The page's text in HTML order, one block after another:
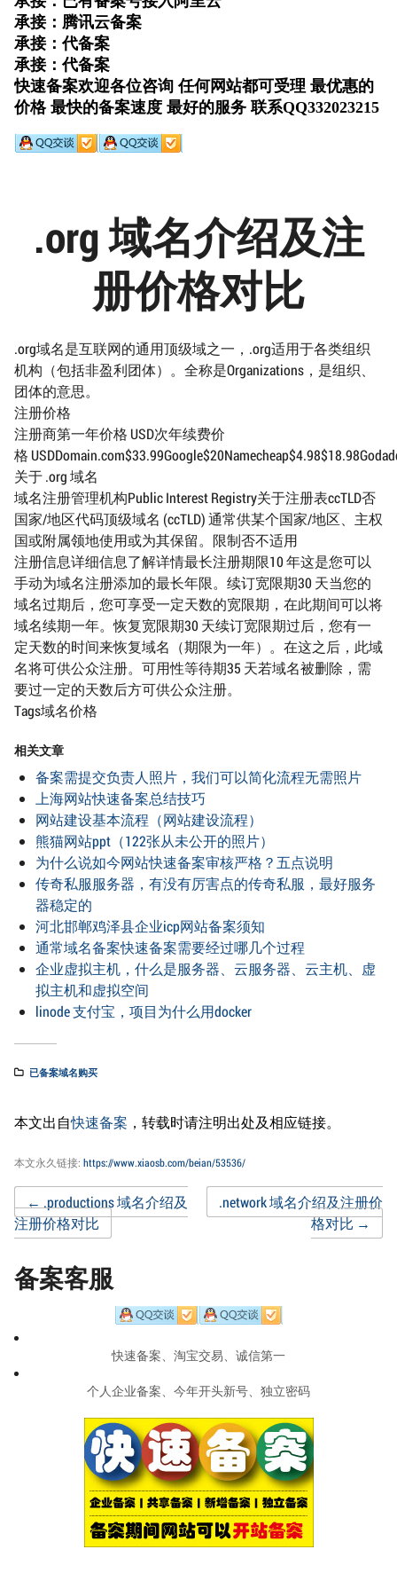
.org 域名介绍及注
册价格对比
.org域名是互联网的通用顶级域之一，.org适用于各类组织
机构（包括非盈利团体）。全称是Organizations，是组织、
团体的意思。
注册价格
注册商第一年价格 USD次年续费价
格
关于 .org 域名
域名注册管理机构Public Interest Registry关于注册表ccTLD否
国家/地区代码顶级域名 (ccTLD) 通常供某个国家/地区、主权
国或附属领地使用或为其保留。限制否不适用
注册信息详细信息了解详情最长注册期限10 年这是您可以
手动为域名注册添加的最长年限。续订宽限期30 天当您的
域名过期后，您可享受一定天数的宽限期，在此期间可以将
域名续期一年。恢复宽限期30 天续订宽限期过后，您有一
定天数的时间来恢复域名（期限为一年）。在这之后，此域
名将可供公众注册。可用性等待期35 天若域名被删除，需
要过一定的天数后方可供公众注册。
Tags域名价格
相关文章
备案需提交负责人照片，我们可以简化流程无需照片
上海网站快速备案总结技巧
网站建设基本流程（网站建设流程）
熊猫网站ppt（122张从未公开的照片）
为什么说如今网站快速备案审核严格？五点说明
传奇私服服务器，有没有厉害点的传奇私服，最好服务
器稳定的
河北邯郸鸡泽县企业icp网站备案须知
通常域名备案快速备案需要经过哪几个过程
企业虚拟主机，什么是服务器、云服务器、云主机、虚
拟主机和虚拟空间
linode 支付宝，项目为什么用docker
已备案域名购买
本文出自快速备案 ，转载时请注明出处及相应链接。
本文永久链接: https://www.xiaosb.com/beian/53536/
Post
navigation
← .productions 域名介绍及
注册价格对比
.network 域名介绍及注册价
格对比→
备案客服
快速备案、淘宝交易、诚信第一
个人企业备案、今年开头新号、独立密码